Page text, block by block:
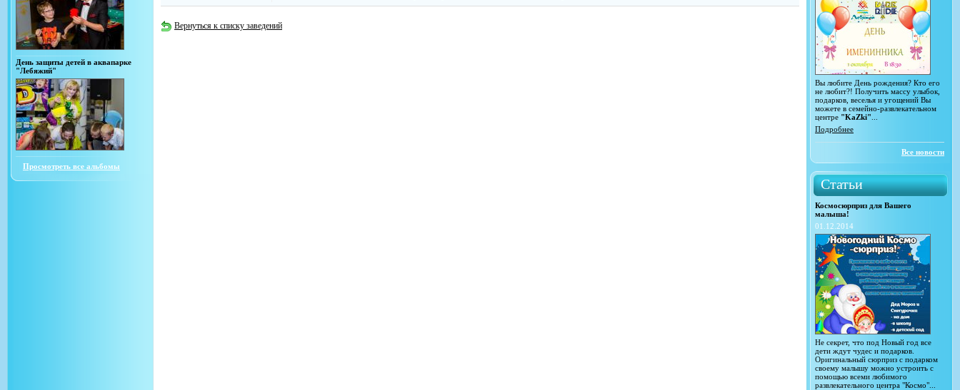
День защиты детей в аквапарке
"Лебяжий"
Просмотреть все альбомы
Вернуться к списку заведений
Вы любите День рождения? Кто его
не любит?! Получить массу улыбок,
подарков, веселья и угощений Вы
можете в семейно-развлекательном
центре "KaZki"
Подробнее
Все новости
Статьи
Космосюрприз для Вашего
малыша!
01.12.2014
Не секрет, что под Новый год все
дети ждут чудес и подарков.
Оригинальный сюрприз с подарком
своему малышу можно устроить с
помощью всеми любимого
развлекательного центра "Космо"...